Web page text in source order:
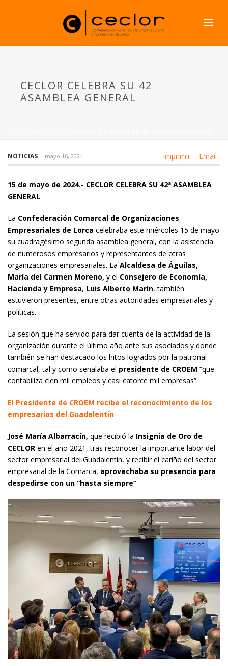
CECLOR CELEBRA SU 42
ASAMBLEA GENERAL
Imprimir Email
NOTICIAS mayo 16, 2024
15 de mayo de 2024.- CECLOR CELEBRA SU 42ª ASAMBLEA
GENERAL
La Confederación Comarcal de Organizaciones
Empresariales de Lorca celebraba este miércoles 15 de mayo
su cuadragésimo segunda asamblea general, con la asistencia
de numerosos empresarios y representantes de otras
organizaciones empresariales. La Alcaldesa de Águilas,
María del Carmen Moreno, y el Consejero de Economía,
Hacienda y Empresa, Luis Alberto Marín, también
estuvieron presentes, entre otras autoridades empresariales y
políticas.
La sesión que ha servido para dar cuenta de la actividad de la
organización durante el último año ante sus asociados y donde
también se han destacado los hitos logrados por la patronal
comarcal, tal y como señalaba el presidente de CROEM “que
contabiliza cien mil empleos y casi catorce mil empresas”.
El Presidente de CROEM recibe el reconocimiento de los
empresarios del Guadalentín
José María Albarracín, que recibió la Insignia de Oro de
CECLOR en el año 2021, tras reconocer la importante labor del
sector empresarial del Guadalentín, y recibir el cariño del sector
empresarial de la Comarca, aprovechaba su presencia para
despedirse con un “hasta siempre”.